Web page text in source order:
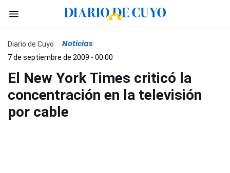
Diario de Cuyo Noticias
7 de septiembre de 2009 - 00:00
El New York Times criticó la
concentración en la televisión
por cable